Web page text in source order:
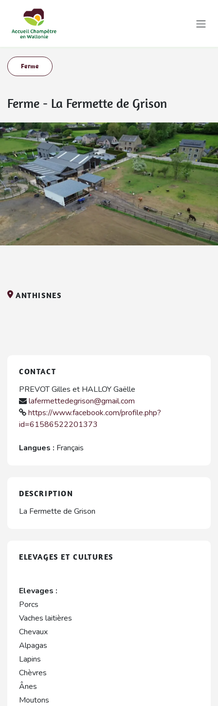
Ferme
Ferme - La Fermette de Grison
ANTHISNES
CONTACT
PREVOT Gilles et HALLOY Gaëlle
lafermettedegrison@gmail.com
https://www.facebook.com/profile.php?
id=61586522201373
Langues : Français
DESCRIPTION
La Fermette de Grison
ELEVAGES ET CULTURES
Elevages :
Porcs
Vaches laitières
Chevaux
Alpagas
Lapins
Chèvres
Ânes
Moutons